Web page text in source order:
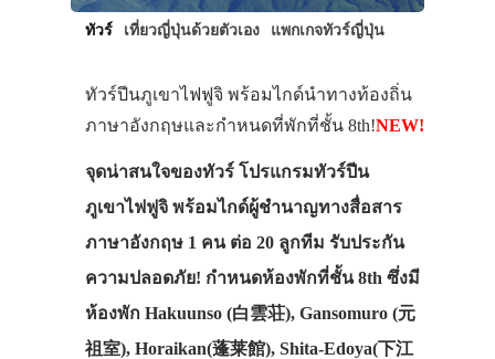
ทัวร์ เที่ยวญี่ปุ่นด้วยตัวเอง แพกเกจทัวร์ญี่ปุ่น
ทัวร์ปีนภูเขาไฟฟูจิ พร้อมไกด์นำทางท้องถิ่น
ภาษาอังกฤษและกำหนดที่พักที่ชั้น 8th!NEW!
จุดน่าสนใจของทัวร์ โปรแกรมทัวร์ปีน
ภูเขาไฟฟูจิ พร้อมไกด์ผู้ชำนาญทางสื่อสาร
ภาษาอังกฤษ 1 คน ต่อ 20 ลูกทีม รับประกัน
ความปลอดภัย! กำหนดห้องพักที่ชั้น 8th ซึ่งมี
ห้องพัก Hakuunso (白雲荘), Gansomuro (元
祖室), Horaikan(蓬莱館), Shita-Edoya(下江